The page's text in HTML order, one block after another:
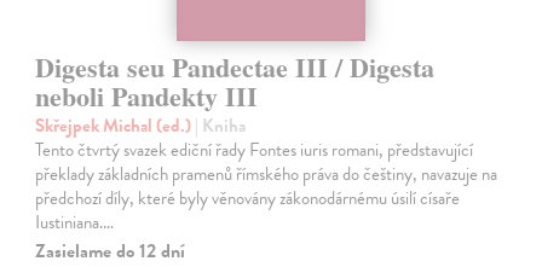
Digesta seu Pandectae III / Digesta
neboli Pandekty III
Skřejpek Michal (ed.)| Kniha
Tento čtvrtý svazek ediční řady Fontes iuris romani, představující
překlady základních pramenů římského práva do češtiny, navazuje na
předchozí díly, které byly věnovány zákonodárnému úsilí císaře
Iustiniana.…
Zasielame do 12 dní